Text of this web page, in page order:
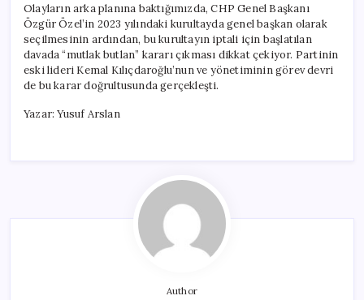
Olayların arka planına baktığımızda, CHP Genel Başkanı
Özgür Özel’in 2023 yılındaki kurultayda genel başkan olarak
seçilmesinin ardından, bu kurultayın iptali için başlatılan
davada “mutlak butlan” kararı çıkması dikkat çekiyor. Partinin
eski lideri Kemal Kılıçdaroğlu’nun ve yönetiminin görev devri
de bu karar doğrultusunda gerçekleşti.
Yazar: Yusuf Arslan
Author